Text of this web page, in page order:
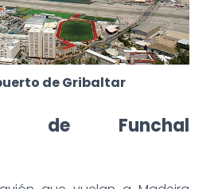
de Gribaltar
de Funchal